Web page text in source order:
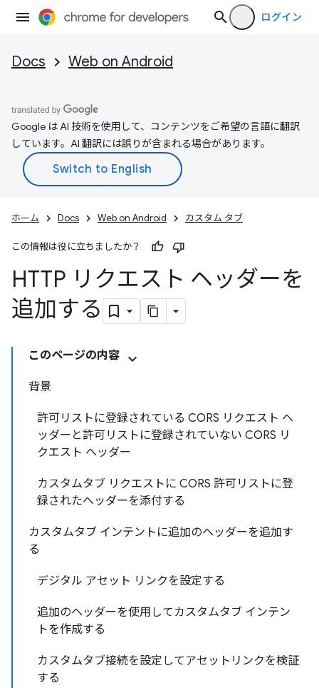
ログイン
Docs Web on Android
Google は AI 技術を使用して、コンテンツをご希望の言語に翻訳
しています。AI 翻訳には誤りが含まれる場合があります。
ホーム Docs Web on Android カスタム タブ
この情報は役に立ちましたか？
HTTP リクエスト ヘッダーを
追加する
このページの内容
背景
許可リストに登録されている CORS リクエスト ヘ
ッダーと許可リストに登録されていない CORS リ
クエスト ヘッダー
カスタムタブ リクエストに CORS 許可リストに登
録されたヘッダーを添付する
カスタムタブ インテントに追加のヘッダーを追加す
る
デジタル アセット リンクを設定する
追加のヘッダーを使用してカスタムタブ インテン
トを作成する
カスタムタブ接続を設定してアセットリンクを検証
する